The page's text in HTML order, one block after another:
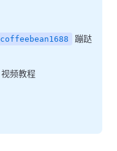
coffeebean1688
蹦跶
视频教程